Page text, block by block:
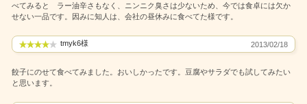
べてみると ラー油辛さもなく、ニンニク臭さは少ないため、今では食卓には欠か
せない一品です。因みに知人は、会社の昼休みに食べてた様です。
tmyk6様 2013/02/18
餃子にのせて食べてみました。おいしかったです。豆腐やサラダでも試してみたい
と思います。